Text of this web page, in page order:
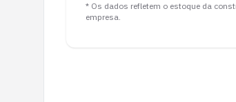
* Os dados refletem o estoque da
empresa.